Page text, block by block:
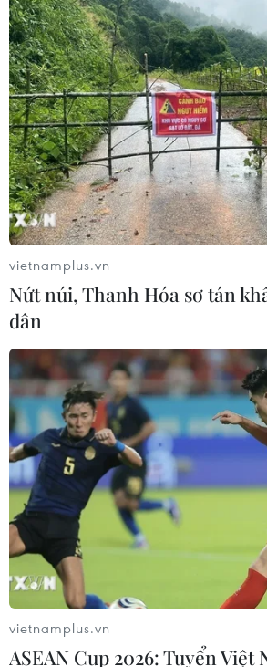
vietnamplus.vn
Nứt núi, Thanh Hóa sơ tán
dân
vietnamplus.vn
ASEAN Cup 2026: Tuyển Việt